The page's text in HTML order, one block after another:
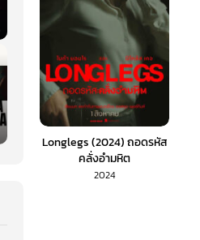
Longlegs (2024) ถอดรหัส
คลั่งอำมหิต
2024